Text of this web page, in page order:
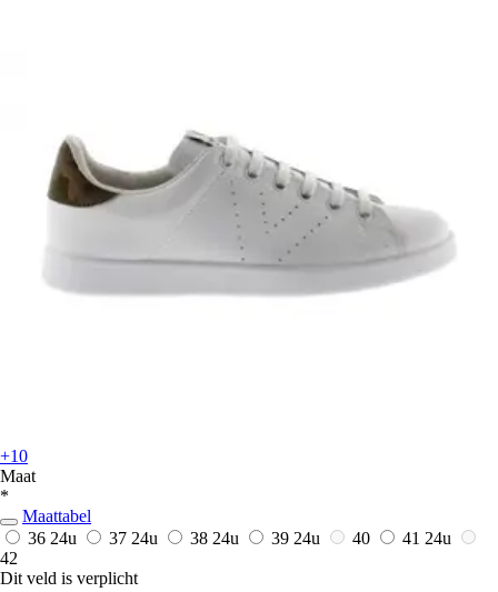
+10
Maat
*
Maattabel
36 24u 37 24u 38 24u 39 24u 40 41 24u
42
Dit veld is verplicht